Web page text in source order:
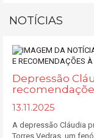
NOTÍCIAS
Depressão
13.11.2025
A depressão Cláudia
Torres Vedras, um